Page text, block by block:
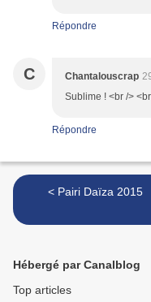
Répondre
C Chantalouscrap
Sublime ! <br />
Répondre
< Pairi Daïza 2015
Hébergé par Canalblog
Top articles